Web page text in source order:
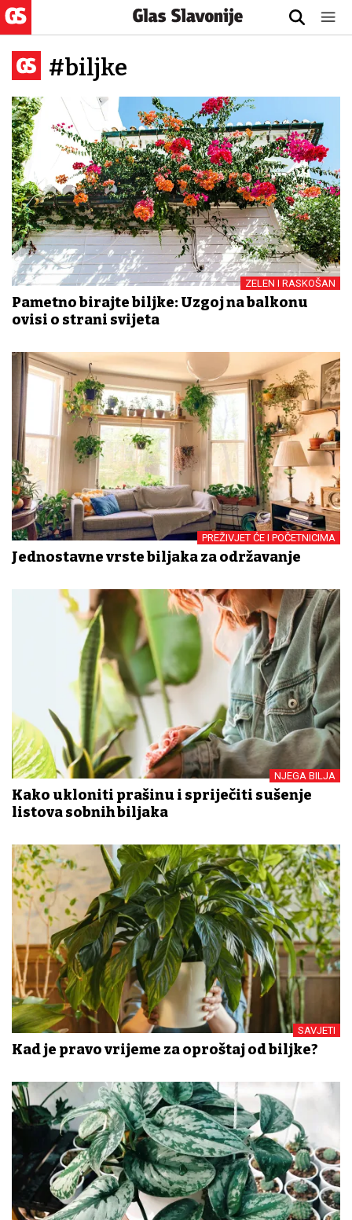
#biljke
ZELEN I RASKOŠAN
Pametno birajte biljke: Uzgoj na balkonu
ovisi o strani svijeta
PREŽIVJET ĆE I POČETNICIMA
Jednostavne vrste biljaka za održavanje
NJEGA BILJA
Kako ukloniti prašinu i spriječiti sušenje
listova sobnih biljaka
SAVJETI
Kad je pravo vrijeme za oproštaj od biljke?